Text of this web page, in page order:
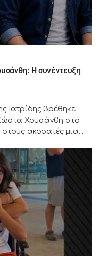
Η συνέντευξη
Ιατρίδης βρέθηκε
Χρυσάνθη στο
στους ακροατές μια...